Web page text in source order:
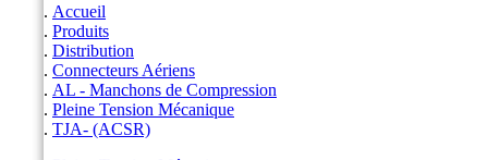
Accueil
Produits
Distribution
Connecteurs Aériens
AL - Manchons de Compression
Pleine Tension Mécanique
TJA- (ACSR)